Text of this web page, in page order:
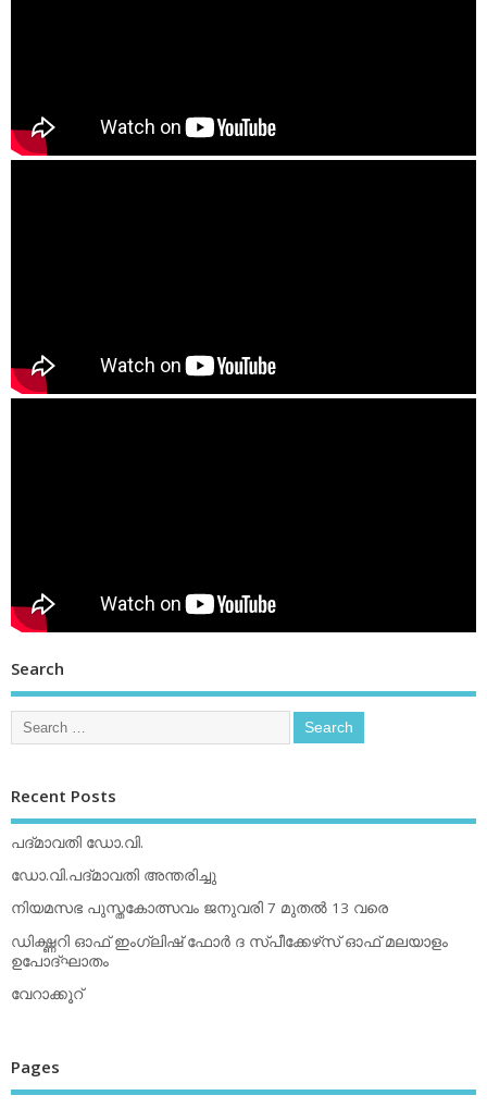
Search
Recent Posts
പദ്മാവതി ഡോ.വി.
ഡോ.വി.പദ്മാവതി അന്തരിച്ചു
നിയമസഭ പുസ്തകോത്സവം ജനുവരി 7 മുതല്‍ 13 വരെ
ഡിക്ഷ്ണറി ഓഫ് ഇംഗ്ലിഷ് ഫോര്‍ ദ സ്പീക്കേഴ്‌സ് ഓഫ് മലയാളം
ഉപോദ്ഘാതം
വേറാക്കൂറ്
Pages